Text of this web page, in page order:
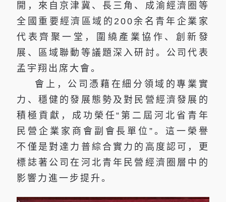
開，來自京津冀、長三角、成渝經濟圈等
全國重要經濟區域的200余名青年企業家
代表齊聚一堂，圍繞產業協作、創新發
展、區域聯動等議題深入研討。公司代表
孟宇翔出席大會。
會上，公司憑藉在細分領域的專業實
力、穩健的發展態勢及對民營經濟發展的
積極貢獻，成功榮任“第二屆河北省青年
民營企業家商會副會長單位”。這一榮譽
不僅是對達力普綜合實力的高度認可，更
標誌著公司在河北青年民營經濟圈層中的
影響力進一步提升。